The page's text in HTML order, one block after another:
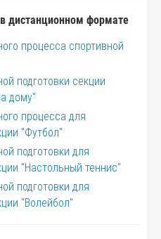
дистанционном формате
процесса спортивной
подготовки секции
дому"
процесса для
"Футбол"
подготовки для
"Настольный теннис"
подготовки для
"Волейбол"